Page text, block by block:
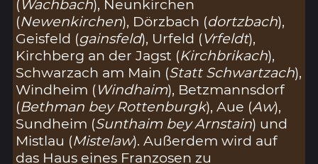
(Wachbach), Neunkirchen
(Newenkirchen), Dörzbach (dortzbach),
Geisfeld (gainsfeld), Urfeld (Vrfeldt),
Kirchberg an der Jagst (Kirchbrikach),
Schwarzach am Main (Statt Schwartzach),
Windheim (Windhaim), Betzmannsdorf
(Bethman bey Rottenburgk), Aue (Aw),
Sundheim (Sunthaim bey Arnstain) und
Mistlau (Mistelaw). Außerdem wird auf
das Haus eines Franzosen zu